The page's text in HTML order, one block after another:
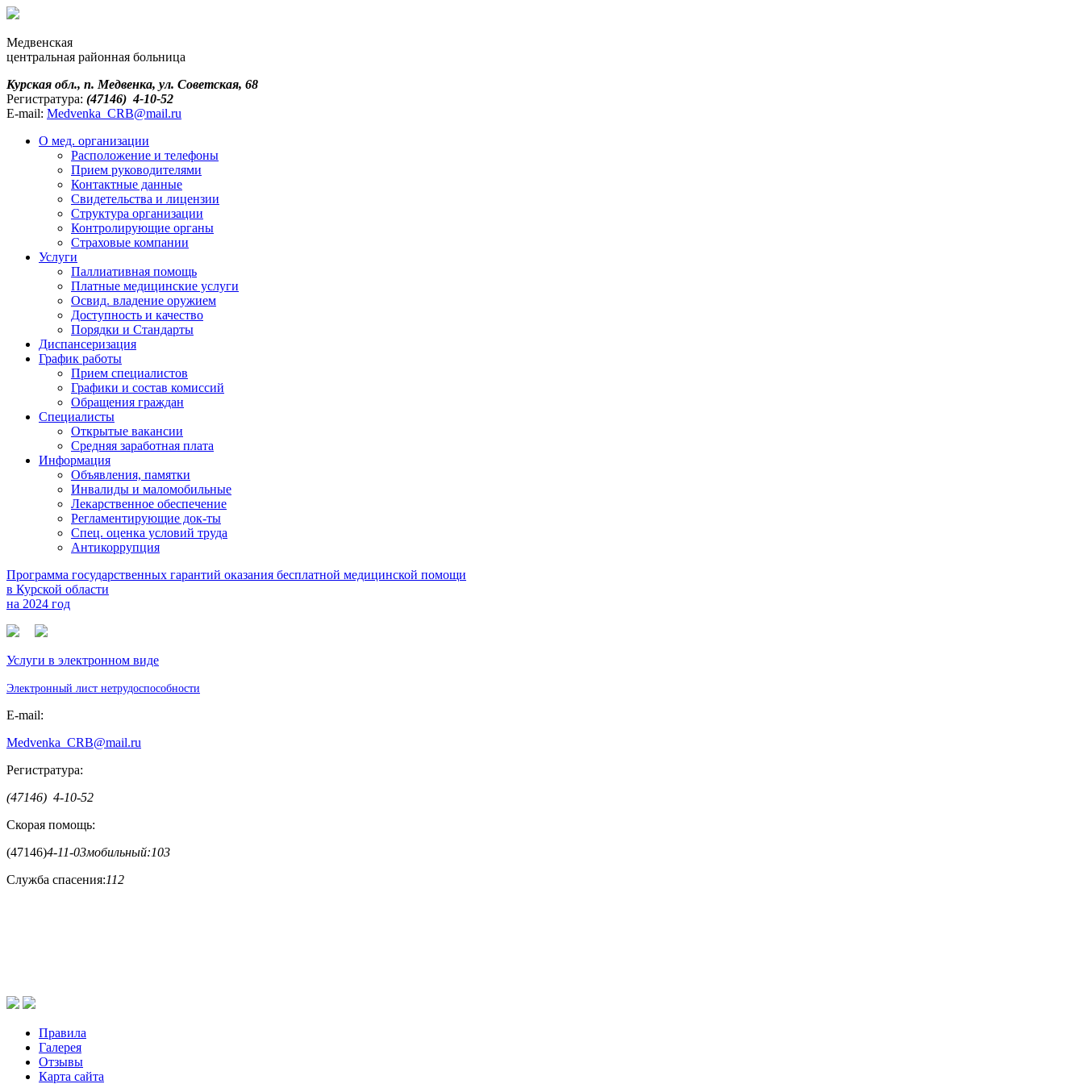
Медвенская
центральная районная больница
Курская обл., п. Медвенка, ул. Советская, 68
Регистратура: (47146) 4-10-52
E-mail: Medvenka_CRB@mail.ru
О мед. организации
Расположение и телефоны
Прием руководителями
Контактные данные
Свидетельства и лицензии
Структура организации
Контролирующие органы
Страховые компании
Услуги
Паллиативная помощь
Платные медицинские услуги
Освид. владение оружием
Доступность и качество
Порядки и Cтандарты
Диспансеризация
График работы
Прием специалистов
Графики и состав комиссий
Обращения граждан
Специалисты
Открытые вакансии
Средняя заработная плата
Информация
Объявления, памятки
Инвалиды и маломобильные
Лекарственное обеспечение
Регламентирующие док-ты
Спец. оценка условий труда
Антикоррупция
Программа государственных гарантий оказания бесплатной медицинской помощи
в Курской области
на 2024 год
Услуги в электронном виде
Электронный лист нетрудоспособности
E-mail:
Medvenka_CRB@mail.ru
Регистратура:
(47146) 4-10-52
Скорая помощь:
(47146)4-11-03мобильный:103
Служба спасения:112
Правила
Галерея
Отзывы
Карта сайта